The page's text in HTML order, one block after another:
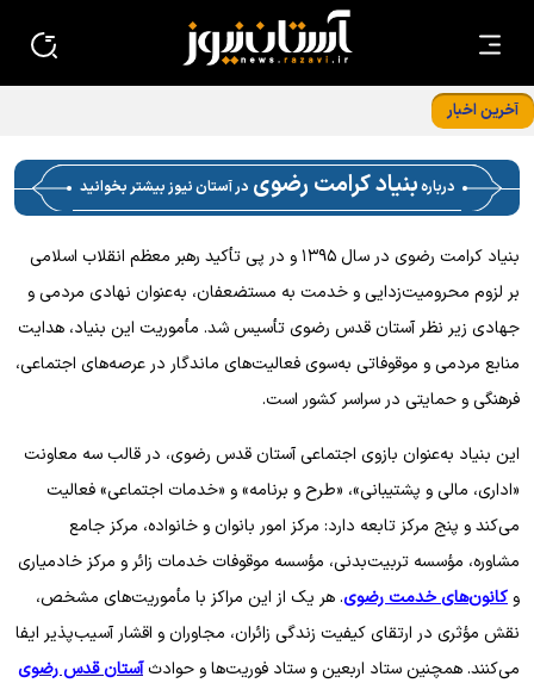
آخرین اخبار
دربارهبنیاد کرامت رضوی در آستان نیوز بیشتر بخوانید
بنیاد کرامت رضوی در سال ۱۳۹۵ و در پی تأکید رهبر معظم انقلاب اسلامی
بر لزوم محرومیت‌زدایی و خدمت به مستضعفان، به‌عنوان نهادی مردمی و
جهادی زیر نظر آستان قدس رضوی تأسیس شد. مأموریت این بنیاد، هدایت
منابع مردمی و موقوفاتی به‌سوی فعالیت‌های ماندگار در عرصه‌های اجتماعی،
فرهنگی و حمایتی در سراسر کشور است.
این بنیاد به‌عنوان بازوی اجتماعی آستان قدس رضوی، در قالب سه معاونت
«اداری، مالی و پشتیبانی»، «طرح و برنامه» و «خدمات اجتماعی» فعالیت
می‌کند و پنج مرکز تابعه دارد: مرکز امور بانوان و خانواده، مرکز جامع
مشاوره، مؤسسه تربیت‌بدنی، مؤسسه موقوفات خدمات زائر و مرکز خادمیاری
و کانون‌های خدمت رضوی. هر یک از این مراکز با مأموریت‌های مشخص،
نقش مؤثری در ارتقای کیفیت زندگی زائران، مجاوران و اقشار آسیب‌پذیر ایفا
می‌کنند. همچنین ستاد اربعین و ستاد فوریت‌ها و حوادثآستان قدس رضوی